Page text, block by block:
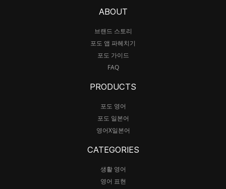
ABOUT
브랜드 스토리
포도 앱 파헤치기
포도 가이드
FAQ
PRODUCTS
포도 영어
포도 일본어
영어X일본어
CATEGORIES
생활 영어
영어 표현